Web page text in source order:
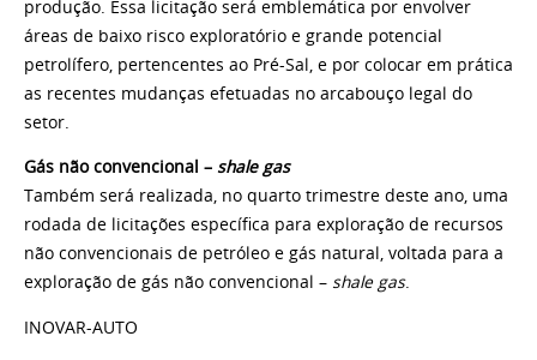
produção. Essa licitação será emblemática por envolver
áreas de baixo risco exploratório e grande potencial
petrolífero, pertencentes ao Pré-Sal, e por colocar em prática
as recentes mudanças efetuadas no arcabouço legal do
setor.
Gás não convencional – shale gas
Também será realizada, no quarto trimestre deste ano, uma
rodada de licitações específica para exploração de recursos
não convencionais de petróleo e gás natural, voltada para a
exploração de gás não convencional – shale gas.
INOVAR-AUTO